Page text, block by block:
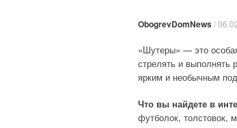
ObogrevDomNews/
«Шутеры» — это
стрелять и выполнять
ярким и необычным
Что вы найдете в
футболок, толстовок,